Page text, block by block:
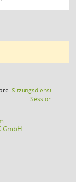
Sitzungsdienst
Session(Wird in
GmbH